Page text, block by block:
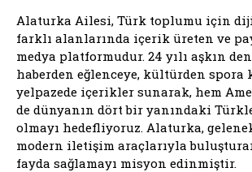
Alaturka Ailesi, Türk toplumu için
farklı alanlarında içerik üreten ve
medya platformudur. 24 yılı aşkın
haberden eğlenceye, kültürden spora
yelpazede içerikler sunarak, hem
de dünyanın dört bir yanındaki
olmayı hedefliyoruz. Alaturka,
modern iletişim araçlarıyla
fayda sağlamayı misyon edinmiştir.